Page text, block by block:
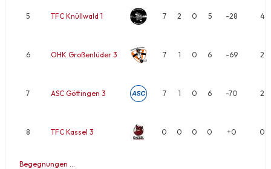
5 TFC Knüllwald 1 7 2 0 5 -28 4
6 OHK Großenlüder 3 7 1 0 6 -69 2
7 ASC Göttingen 3 7 1 0 6 -70 2
8 TFC Kassel 3 0 0 0 0 +0 0
Begegnungen …